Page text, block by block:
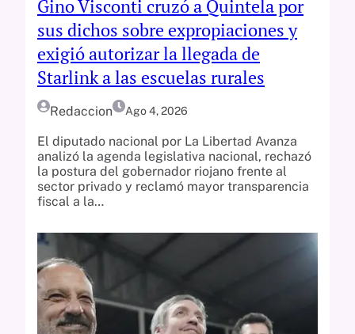
Gino Visconti cruzó a Quintela por
sus dichos sobre expropiaciones y
exigió autorizar la llegada de
Starlink a las escuelas rurales
Redaccion Ago 4, 2026
El diputado nacional por La Libertad Avanza
analizó la agenda legislativa nacional, rechazó
la postura del gobernador riojano frente al
sector privado y reclamó mayor transparencia
fiscal a la…